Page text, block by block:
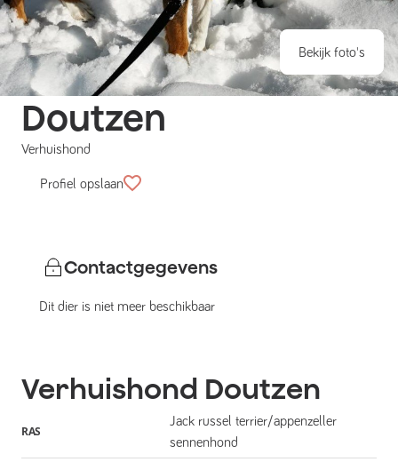
Bekijk foto's
Doutzen
Verhuishond
Profiel opslaan
Contactgegevens
Dit dier is niet meer beschikbaar
Verhuishond Doutzen
RAS
Jack russel terrier/appenzeller
sennenhond